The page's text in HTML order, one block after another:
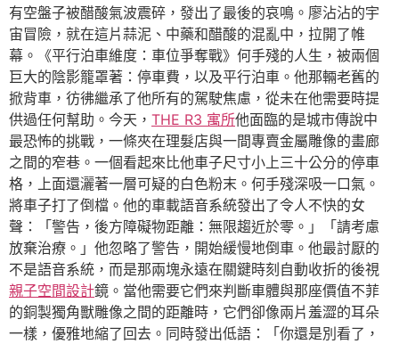
有空盤子被醋酸氣波震碎，發出了最後的哀鳴。廖沾沾的宇
宙冒險，就在這片蒜泥、中藥和醋酸的混亂中，拉開了帷
幕。《平行泊車維度：車位爭奪戰》何手殘的人生，被兩個
巨大的陰影籠罩著：停車費，以及平行泊車。他那輛老舊的
掀背車，彷彿繼承了他所有的駕駛焦慮，從未在他需要時提
供過任何幫助。今天， THE R3 寓所他面臨的是城市傳說中
最恐怖的挑戰，一條夾在理髮店與一間專賣金屬雕像的畫廊
之間的窄巷。一個看起來比他車子尺寸小上三十公分的停車
格，上面還灑著一層可疑的白色粉末。何手殘深吸一口氣。
將車子打了倒檔。他的車載語音系統發出了令人不快的女
聲：「警告，後方障礙物距離：無限趨近於零。」「請考慮
放棄治療。」他忽略了警告，開始緩慢地倒車。他最討厭的
不是語音系統，而是那兩塊永遠在關鍵時刻自動收折的後視
親子空間設計鏡。當他需要它們來判斷車體與那座價值不菲
的銅製獨角獸雕像之間的距離時，它們卻像兩片羞澀的耳朵
一樣，優雅地縮了回去。同時發出低語：「你還是別看了，